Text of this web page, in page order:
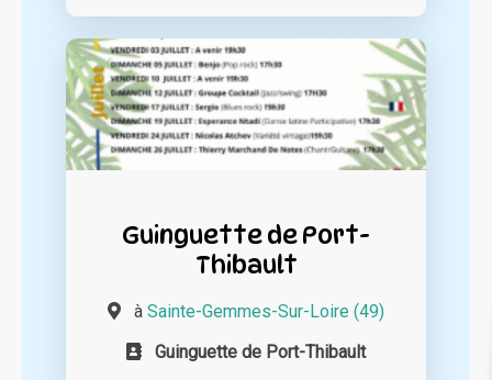
Guinguette de Port-
Thibault
à Sainte-Gemmes-Sur-Loire (49)
Guinguette de Port-Thibault